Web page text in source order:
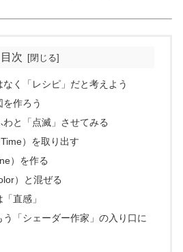
目次
なく「レシピ」だと考えよう
作ろう
と「点滅」させてみる
）を取り出す
）を作る
）と混ぜる
直感」
う「シェーダー作家」の入り口に